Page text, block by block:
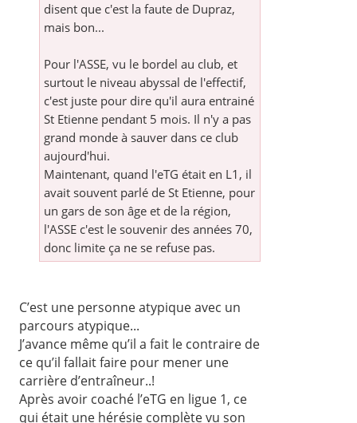
disent que c'est la faute de Dupraz,
mais bon...
Pour l'ASSE, vu le bordel au club, et
surtout le niveau abyssal de l'effectif,
c'est juste pour dire qu'il aura entrainé
St Etienne pendant 5 mois. Il n'y a pas
grand monde à sauver dans ce club
aujourd'hui.
Maintenant, quand l'eTG était en L1, il
avait souvent parlé de St Etienne, pour
un gars de son âge et de la région,
l'ASSE c'est le souvenir des années 70,
donc limite ça ne se refuse pas.
C’est une personne atypique avec un
parcours atypique...
J’avance même qu’il a fait le contraire de
ce qu’il fallait faire pour mener une
carrière d’entraîneur..!
Après avoir coaché l’eTG en ligue 1, ce
qui était une hérésie complète vu son